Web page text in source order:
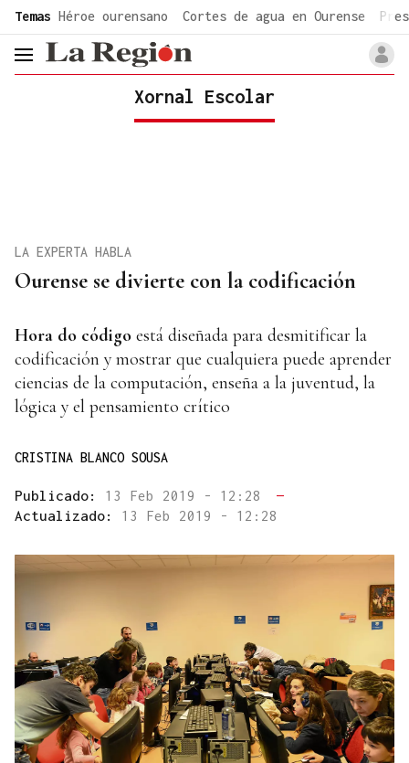
common.go-to-content
Temas Héroe ourensano Cortes de agua en Ourense
header.menu.open
Xornal Escolar
Ourense se divierte con la codificación
LA EXPERTA HABLA
Hora do código está diseñada para desmitificar la
codificación y mostrar que cualquiera puede aprender
ciencias de la computación, enseña a la juventud, la
lógica y el pensamiento crítico
CRISTINA BLANCO SOUSA
Publicado: 13 Feb 2019 - 12:28
—
Actualizado: 13 Feb 2019 - 12:28